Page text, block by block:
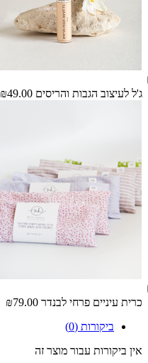
ג'ל לעיצוב הגבות והריסים ₪49.00
כרית עיניים פרחי לבנדר ₪79.00
ביקורות (0)
אין ביקורות עבור מוצר זה